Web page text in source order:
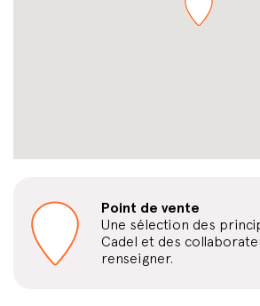
Point de vente
Une sélection des
Cadel et des
renseigner.